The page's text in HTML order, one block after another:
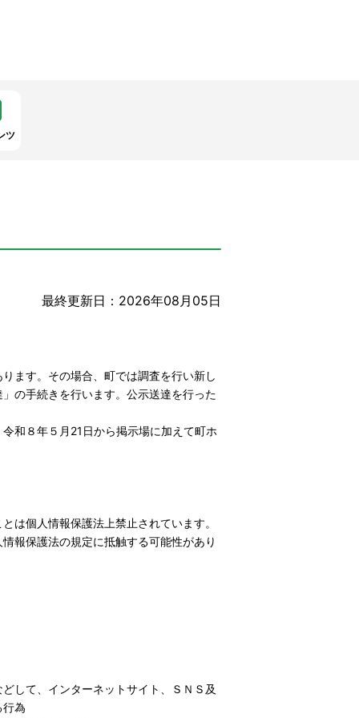
ツ
最終更新日：2026年08月05日
ます。その場合、町では調査を行い新し
の手続きを行います。公示送達を行った
和８年５月21日から掲示場に加えて町ホ
は個人情報保護法上禁止されています。
報保護法の規定に抵触する可能性があり
して、インターネットサイト、ＳＮＳ及
為